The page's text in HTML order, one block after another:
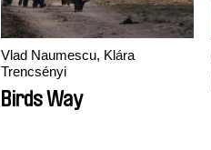
Vlad Naumescu, Klára
Trencsényi
Birds Way